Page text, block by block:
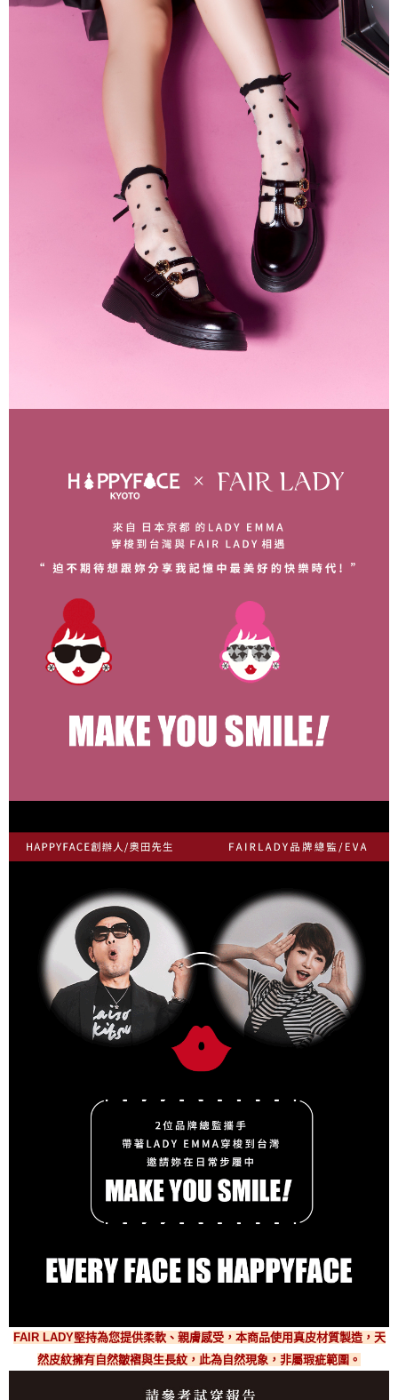
FAIR LADY堅持為您提供柔軟、親膚感受，本商品使用真皮材質製造，天
然皮紋擁有自然皺褶與生長紋，此為自然現象，非屬瑕疵範圍。